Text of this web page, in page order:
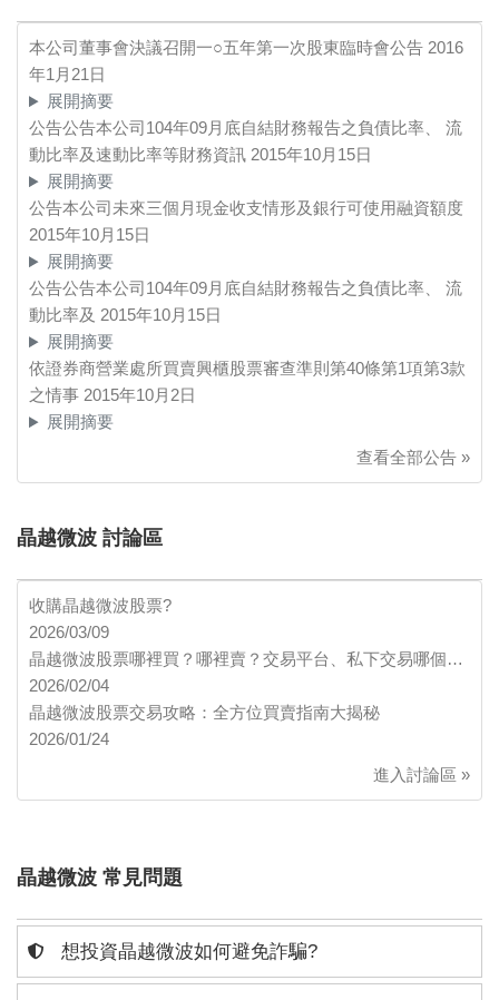
本公司董事會決議召開一○五年第一次股東臨時會公告 2016
年1月21日
展開摘要
公告公告本公司104年09月底自結財務報告之負債比率、 流
動比率及速動比率等財務資訊 2015年10月15日
展開摘要
公告本公司未來三個月現金收支情形及銀行可使用融資額度
2015年10月15日
展開摘要
公告公告本公司104年09月底自結財務報告之負債比率、 流
動比率及 2015年10月15日
展開摘要
依證券商營業處所買賣興櫃股票審查準則第40條第1項第3款
之情事 2015年10月2日
展開摘要
查看全部公告 »
晶越微波 討論區
收購晶越微波股票?
2026/03/09
晶越微波股票哪裡買？哪裡賣？交易平台、私下交易哪個…
2026/02/04
晶越微波股票交易攻略：全方位買賣指南大揭秘
2026/01/24
進入討論區 »
晶越微波 常見問題
想投資晶越微波如何避免詐騙?